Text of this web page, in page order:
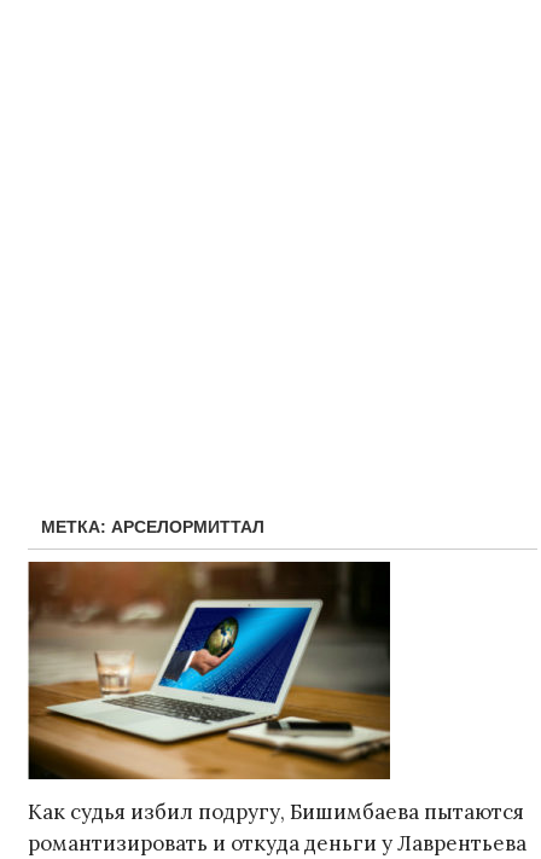
МЕТКА: АРСЕЛОРМИТТАЛ
Как судья избил подругу, Бишимбаева пытаются
романтизировать и откуда деньги у Лаврентьева